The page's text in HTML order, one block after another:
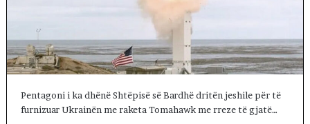
Pentagoni i ka dhënë Shtëpisë së Bardhë dritën jeshile për të
furnizuar Ukrainën me raketa Tomahawk me rreze të gjatë…